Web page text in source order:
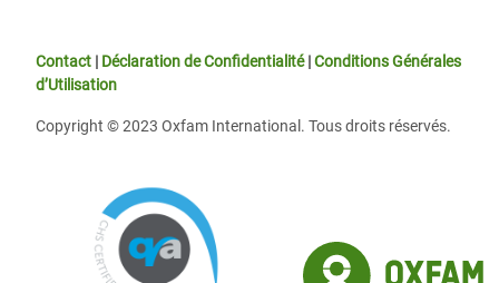
Contact | Déclaration de Confidentialité|Conditions Générales
d’Utilisation
Copyright © 2023 Oxfam International. Tous droits réservés.